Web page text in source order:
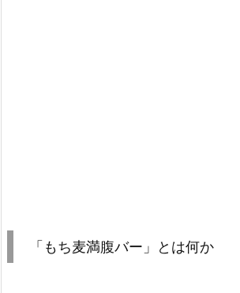
「もち麦満腹バー」とは何か